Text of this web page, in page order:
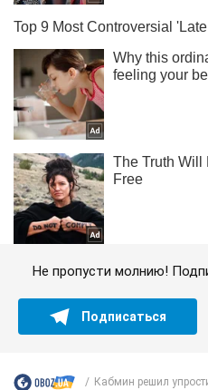
Не пропусти молнию!
Подписаться
Кабмин решил